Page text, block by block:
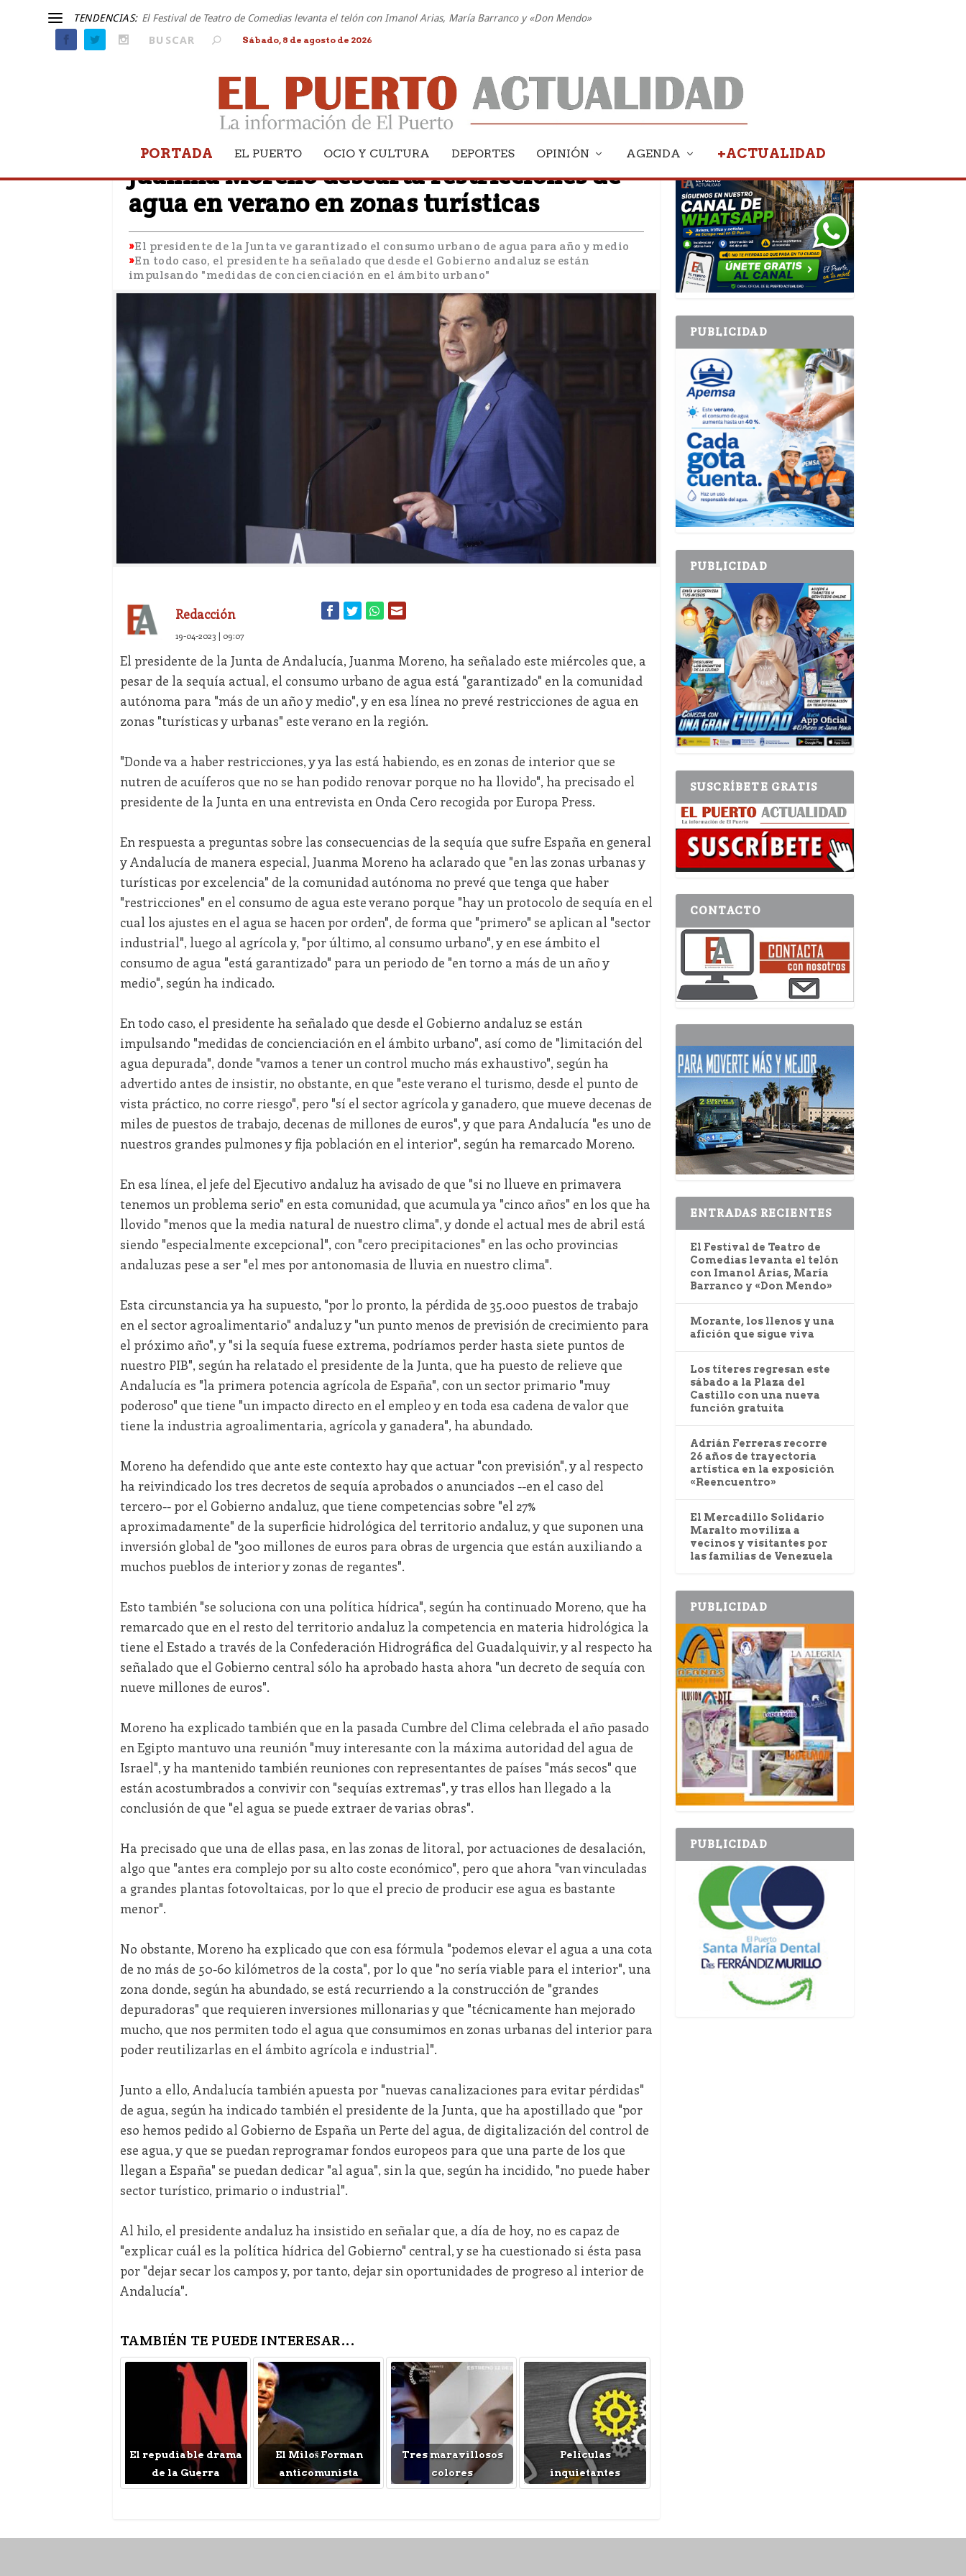
TENDENCIAS: El Festival de Teatro de Comedias levanta el telón con Imanol Arias, María Barranco y «Don Mendo»
Sábado, 8 de agosto de 2026
PORTADA EL PUERTO OCIO Y CULTURA DEPORTES OPINIÓN AGENDA +ACTUALIDAD
SEQUÍA
Juanma Moreno descarta restricciones de
agua en verano en zonas turísticas
El presidente de la Junta ve garantizado el consumo urbano de agua para año y medio
En todo caso, el presidente ha señalado que desde el Gobierno andaluz se están
impulsando "medidas de concienciación en el ámbito urbano"
Redacción
19-04-2023 | 09:07
El presidente de la Junta de Andalucía, Juanma Moreno, ha señalado este miércoles que, a
pesar de la sequía actual, el consumo urbano de agua está "garantizado" en la comunidad
autónoma para "más de un año y medio", y en esa línea no prevé restricciones de agua en
zonas "turísticas y urbanas" este verano en la región.
"Donde va a haber restricciones, y ya las está habiendo, es en zonas de interior que se
nutren de acuíferos que no se han podido renovar porque no ha llovido", ha precisado el
presidente de la Junta en una entrevista en Onda Cero recogida por Europa Press.
En respuesta a preguntas sobre las consecuencias de la sequía que sufre España en general
y Andalucía de manera especial, Juanma Moreno ha aclarado que "en las zonas urbanas y
turísticas por excelencia" de la comunidad autónoma no prevé que tenga que haber
"restricciones" en el consumo de agua este verano porque "hay un protocolo de sequía en el
cual los ajustes en el agua se hacen por orden", de forma que "primero" se aplican al "sector
industrial", luego al agrícola y, "por último, al consumo urbano", y en ese ámbito el
consumo de agua "está garantizado" para un periodo de "en torno a más de un año y
medio", según ha indicado.
En todo caso, el presidente ha señalado que desde el Gobierno andaluz se están
impulsando "medidas de concienciación en el ámbito urbano", así como de "limitación del
agua depurada", donde "vamos a tener un control mucho más exhaustivo", según ha
advertido antes de insistir, no obstante, en que "este verano el turismo, desde el punto de
vista práctico, no corre riesgo", pero "sí el sector agrícola y ganadero, que mueve decenas de
miles de puestos de trabajo, decenas de millones de euros", y que para Andalucía "es uno de
nuestros grandes pulmones y fija población en el interior", según ha remarcado Moreno.
En esa línea, el jefe del Ejecutivo andaluz ha avisado de que "si no llueve en primavera
tenemos un problema serio" en esta comunidad, que acumula ya "cinco años" en los que ha
llovido "menos que la media natural de nuestro clima", y donde el actual mes de abril está
siendo "especialmente excepcional", con "cero precipitaciones" en las ocho provincias
andaluzas pese a ser "el mes por antonomasia de lluvia en nuestro clima".
Esta circunstancia ya ha supuesto, "por lo pronto, la pérdida de 35.000 puestos de trabajo
en el sector agroalimentario" andaluz y "un punto menos de previsión de crecimiento para
el próximo año", y "si la sequía fuese extrema, podríamos perder hasta siete puntos de
nuestro PIB", según ha relatado el presidente de la Junta, que ha puesto de relieve que
Andalucía es "la primera potencia agrícola de España", con un sector primario "muy
poderoso" que tiene "un impacto directo en el empleo y en toda esa cadena de valor que
tiene la industria agroalimentaria, agrícola y ganadera", ha abundado.
Moreno ha defendido que ante este contexto hay que actuar "con previsión", y al respecto
ha reivindicado los tres decretos de sequía aprobados o anunciados --en el caso del
tercero-- por el Gobierno andaluz, que tiene competencias sobre "el 27%
aproximadamente" de la superficie hidrológica del territorio andaluz, y que suponen una
inversión global de "300 millones de euros para obras de urgencia que están auxiliando a
muchos pueblos de interior y zonas de regantes".
Esto también "se soluciona con una política hídrica", según ha continuado Moreno, que ha
remarcado que en el resto del territorio andaluz la competencia en materia hidrológica la
tiene el Estado a través de la Confederación Hidrográfica del Guadalquivir, y al respecto ha
señalado que el Gobierno central sólo ha aprobado hasta ahora "un decreto de sequía con
nueve millones de euros".
Moreno ha explicado también que en la pasada Cumbre del Clima celebrada el año pasado
en Egipto mantuvo una reunión "muy interesante con la máxima autoridad del agua de
Israel", y ha mantenido también reuniones con representantes de países "más secos" que
están acostumbrados a convivir con "sequías extremas", y tras ellos han llegado a la
conclusión de que "el agua se puede extraer de varias obras".
Ha precisado que una de ellas pasa, en las zonas de litoral, por actuaciones de desalación,
algo que "antes era complejo por su alto coste económico", pero que ahora "van vinculadas
a grandes plantas fotovoltaicas, por lo que el precio de producir ese agua es bastante
menor".
No obstante, Moreno ha explicado que con esa fórmula "podemos elevar el agua a una cota
de no más de 50-60 kilómetros de la costa", por lo que "no sería viable para el interior", una
zona donde, según ha abundado, se está recurriendo a la construcción de "grandes
depuradoras" que requieren inversiones millonarias y que "técnicamente han mejorado
mucho, que nos permiten todo el agua que consumimos en zonas urbanas del interior para
poder reutilizarlas en el ámbito agrícola e industrial".
Junto a ello, Andalucía también apuesta por "nuevas canalizaciones para evitar pérdidas"
de agua, según ha indicado también el presidente de la Junta, que ha apostillado que "por
eso hemos pedido al Gobierno de España un Perte del agua, de digitalización del control de
ese agua, y que se puedan reprogramar fondos europeos para que una parte de los que
llegan a España" se puedan dedicar "al agua", sin la que, según ha incidido, "no puede haber
sector turístico, primario o industrial".
Al hilo, el presidente andaluz ha insistido en señalar que, a día de hoy, no es capaz de
"explicar cuál es la política hídrica del Gobierno" central, y se ha cuestionado si ésta pasa
por "dejar secar los campos y, por tanto, dejar sin oportunidades de progreso al interior de
Andalucía".
TAMBIÉN TE PUEDE INTERESAR...
El repudiable drama
de la Guerra
El Miloš Forman
anticomunista
Tres maravillosos
colores
Películas
inquietantes
PUBLICIDAD
PUBLICIDAD
PUBLICIDAD
SUSCRÍBETE GRATIS
CONTACTO
ENTRADAS RECIENTES
El Festival de Teatro de
Comedias levanta el telón
con Imanol Arias, María
Barranco y «Don Mendo»
Morante, los llenos y una
afición que sigue viva
Los títeres regresan este
sábado a la Plaza del
Castillo con una nueva
función gratuita
Adrián Ferreras recorre
26 años de trayectoria
artística en la exposición
«Reencuentro»
El Mercadillo Solidario
Maralto moviliza a
vecinos y visitantes por
las familias de Venezuela
PUBLICIDAD
PUBLICIDAD